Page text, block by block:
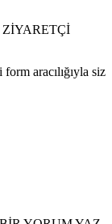
ZİYARETÇİ
aracılığıyla siz